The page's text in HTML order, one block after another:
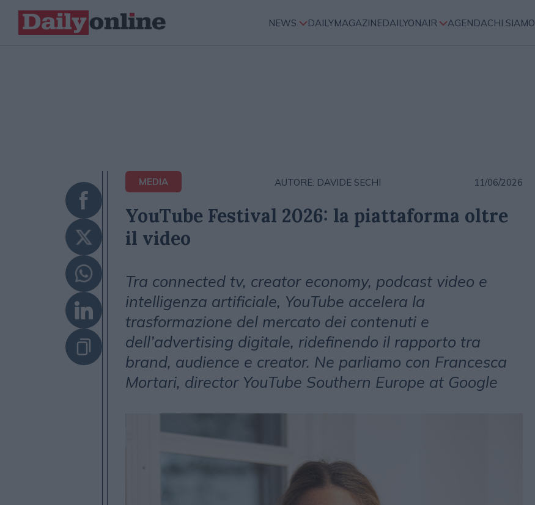
NEWS DAILYMAGAZINEDAILYONAIR AGENDACHI SIAMO
MEDIA AUTORE: DAVIDE SECHI 11/06/2026
YouTube Festival 2026: la piattaforma oltre
il video
Tra connected tv, creator economy, podcast video e
intelligenza artificiale, YouTube accelera la
trasformazione del mercato dei contenuti e
dell’advertising digitale, ridefinendo il rapporto tra
brand, audience e creator. Ne parliamo con Francesca
Mortari, director YouTube Southern Europe at Google